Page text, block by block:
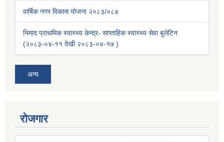
वार्षिक नगर विकास योजना २०८३/०८४
भिमाद प्राथमिक स्वास्थ्य केन्द्र- साप्ताहिक स्वास्थ्य सेवा बुलेटिन
(२०८३-०४-११ देखी २०८३-०४-१७ )
अन्य
रोजगार